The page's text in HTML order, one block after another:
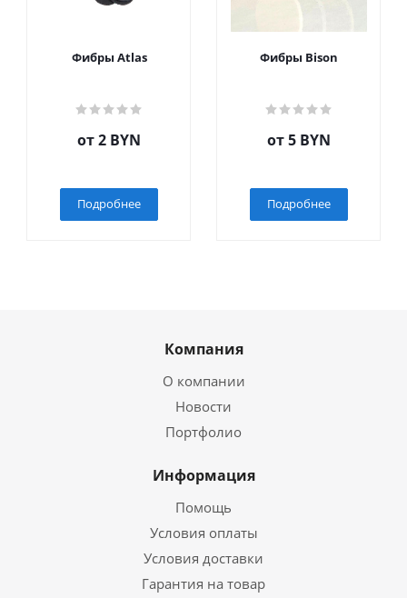
Фибры Atlas
от2 BYN
Подробнее
Фибры Bison
от5 BYN
Подробнее
Компания
О компании
Новости
Портфолио
Информация
Помощь
Условия оплаты
Условия доставки
Гарантия на товар